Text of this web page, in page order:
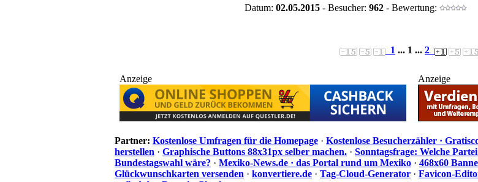
Datum: 02.05.2015 - Besucher: 962 - Bewertung:
1 ... 1 ... 2
Anzeige Anzeige
Partner: Kostenlose Umfragen für die Homepage · Kostenlose Besucherzähler ·
herstellen · Graphische Buttons 88x31px selber machen. · Sonntagsfrage: Welche
Bundestagswahl wäre? · Mexiko-News.de · das Portal rund um Mexiko · 468x60
Glückwunschkarten versenden · konvertiere.de · Tag-Cloud-Generator · Favicon-